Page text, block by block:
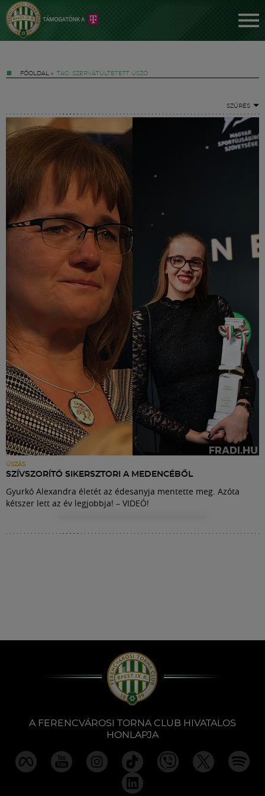
FŐOLDAL » TAG: SZERVÁTÜLTETETT ÚSZÓ
SZŰRÉS
ÚSZÁS
SZÍVSZORÍTÓ SIKERSZTORI A MEDENCÉBŐL
Gyurkó Alexandra életét az édesanyja mentette meg. Azóta
kétszer lett az év legjobbja! – VIDEÓ!
A FERENCVÁROSI TORNA CLUB HIVATALOS
HONLAPJA
Jegyek
FM YouTube +
Hírek
Labdarúgás
Szakosztályok
Meccscenter
Klub
Szolgáltatások
Shop
Közösség
Múzeum